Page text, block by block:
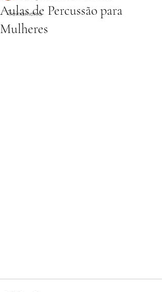
Treinamento
Aulas de Percussão para
Mulheres